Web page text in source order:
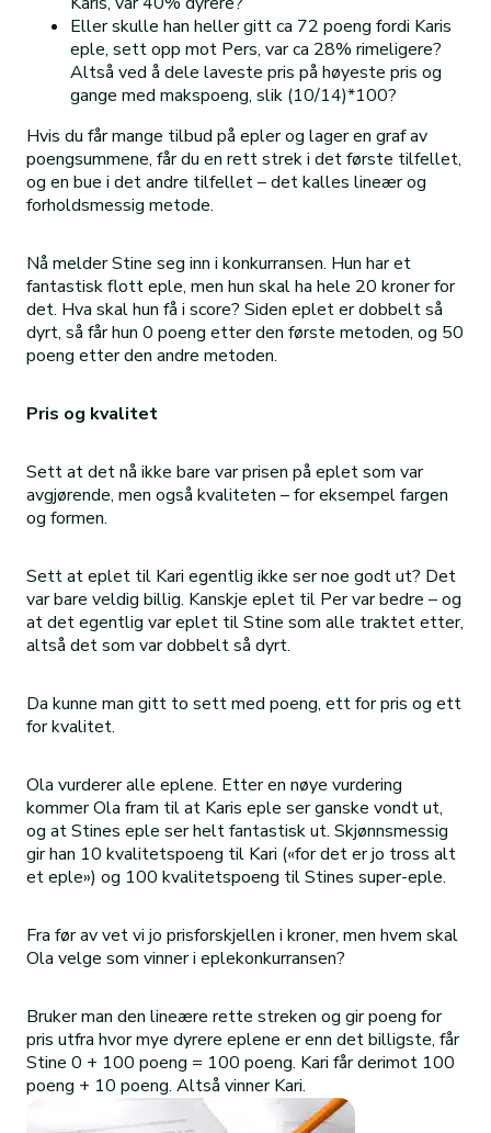
Eller skulle han heller gitt ca 72 poeng fordi Karis
eple, sett opp mot Pers, var ca 28% rimeligere?
Altså ved å dele laveste pris på høyeste pris og
gange med makspoeng, slik (10/14)*100?
Hvis du får mange tilbud på epler og lager en graf av
poengsummene, får du en rett strek i det første tilfellet,
og en bue i det andre tilfellet – det kalles lineær og
forholdsmessig metode.
Nå melder Stine seg inn i konkurransen. Hun har et
fantastisk flott eple, men hun skal ha hele 20 kroner for
det. Hva skal hun få i score? Siden eplet er dobbelt så
dyrt, så får hun 0 poeng etter den første metoden, og 50
poeng etter den andre metoden.
Pris og kvalitet
Sett at det nå ikke bare var prisen på eplet som var
avgjørende, men også kvaliteten – for eksempel fargen
og formen.
Sett at eplet til Kari egentlig ikke ser noe godt ut? Det
var bare veldig billig. Kanskje eplet til Per var bedre – og
at det egentlig var eplet til Stine som alle traktet etter,
altså det som var dobbelt så dyrt.
Da kunne man gitt to sett med poeng, ett for pris og ett
for kvalitet.
Ola vurderer alle eplene. Etter en nøye vurdering
kommer Ola fram til at Karis eple ser ganske vondt ut,
og at Stines eple ser helt fantastisk ut. Skjønnsmessig
gir han 10 kvalitetspoeng til Kari («for det er jo tross alt
et eple») og 100 kvalitetspoeng til Stines super-eple.
Fra før av vet vi jo prisforskjellen i kroner, men hvem skal
Ola velge som vinner i eplekonkurransen?
Bruker man den lineære rette streken og gir poeng for
pris utfra hvor mye dyrere eplene er enn det billigste, får
Stine 0 + 100 poeng = 100 poeng. Kari får derimot 100
poeng + 10 poeng. Altså vinner Kari.